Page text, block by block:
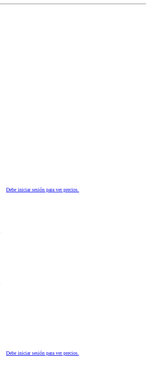
Debe iniciar sesión para ver precios.
Debe iniciar sesión para ver precios.